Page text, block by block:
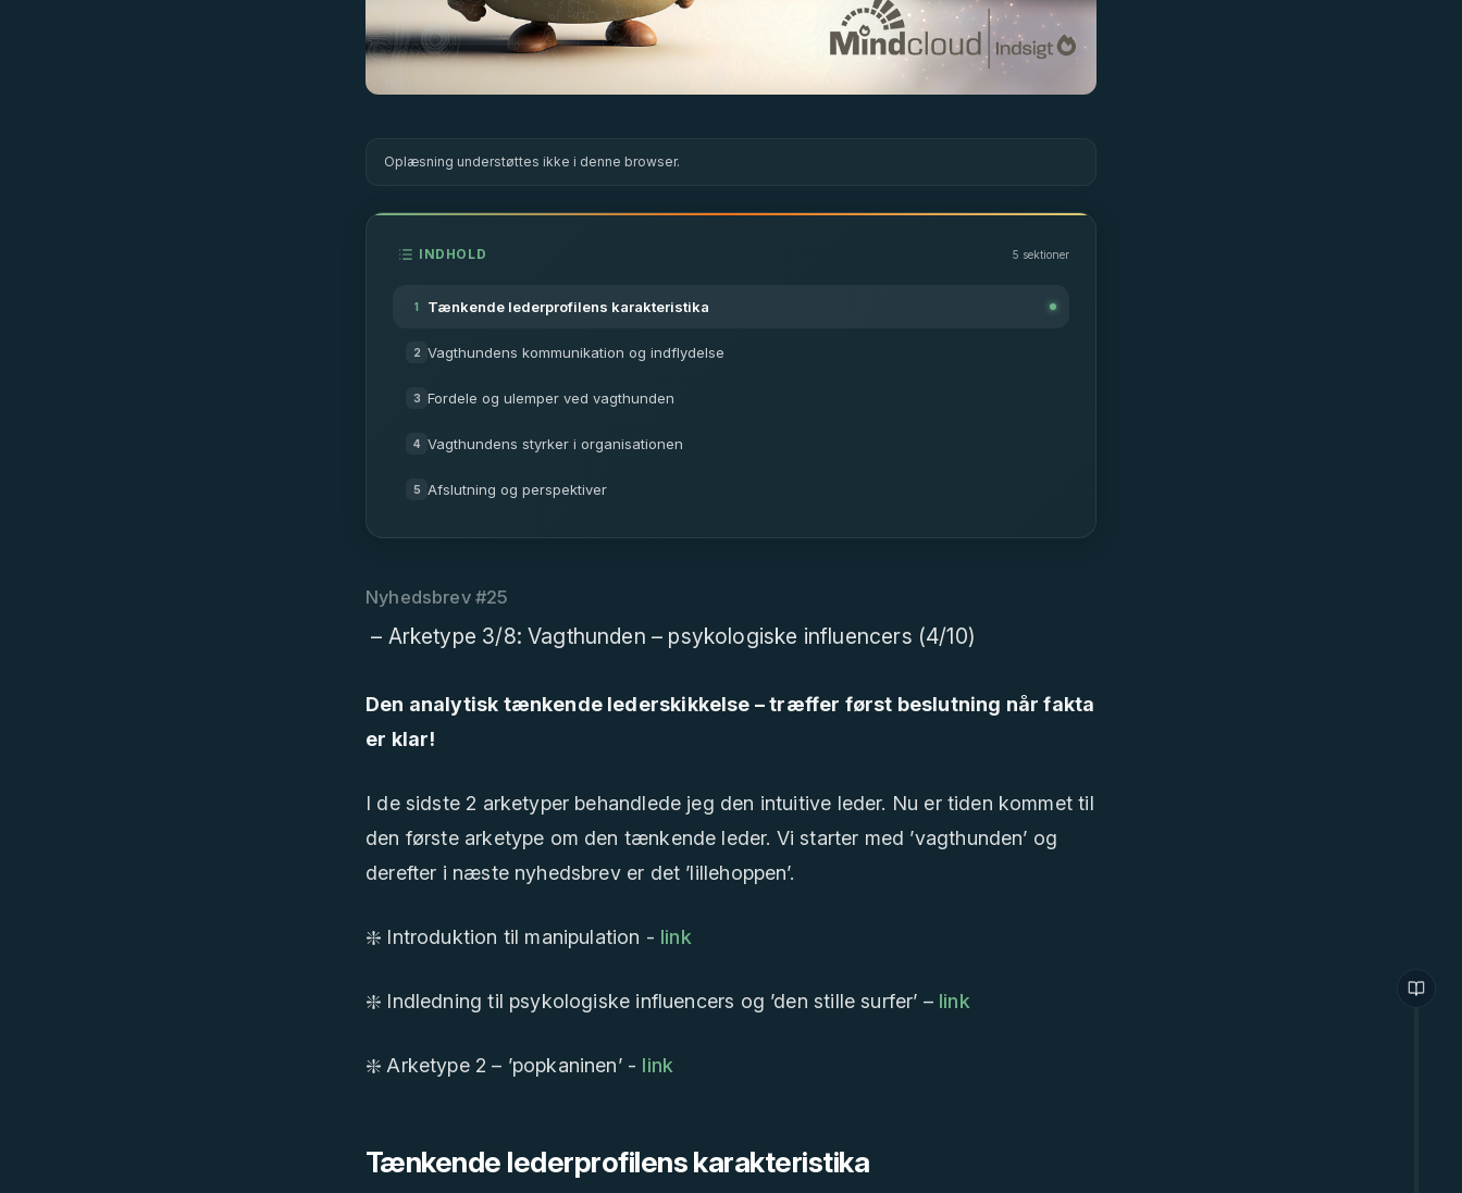
Oplæsning understøttes ikke i denne browser.
INDHOLD 5 sektioner
1 Tænkende lederprofilens karakteristika
2 Vagthundens kommunikation og indflydelse
3 Fordele og ulemper ved vagthunden
4 Vagthundens styrker i organisationen
5 Afslutning og perspektiver
Nyhedsbrev #25
– Arketype 3/8: Vagthunden – psykologiske influencers (4/10)
Den analytisk tænkende lederskikkelse – træffer først beslutning når fakta
er klar!
I de sidste 2 arketyper behandlede jeg den intuitive leder. Nu er tiden kommet til
den første arketype om den tænkende leder. Vi starter med ’vagthunden’ og
derefter i næste nyhedsbrev er det ’lillehoppen’.
❇️ Introduktion til manipulation - link
❇️ Indledning til psykologiske influencers og ’den stille surfer’ – link
❇️ Arketype 2 – ’popkaninen’ - link
Tænkende lederprofilens karakteristika